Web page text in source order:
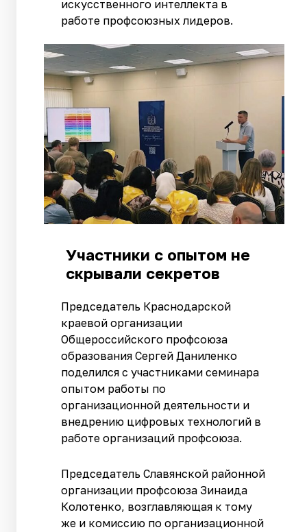
искусственного интеллекта в
работе профсоюзных лидеров.
Участники с опытом не
скрывали секретов
Председатель Краснодарской
краевой организации
Общероссийского профсоюза
образования Сергей Даниленко
поделился с участниками семинара
опытом работы по
организационной деятельности и
внедрению цифровых технологий в
работе организаций профсоюза.
Председатель Славянской районной
организации профсоюза Зинаида
Колотенко, возглавляющая к тому
же и комиссию по организационной